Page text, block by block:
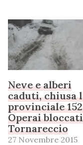
Neve e alberi
caduti, chiusa
provinciale
Operai
Tornareccio
27 Novembre 2015